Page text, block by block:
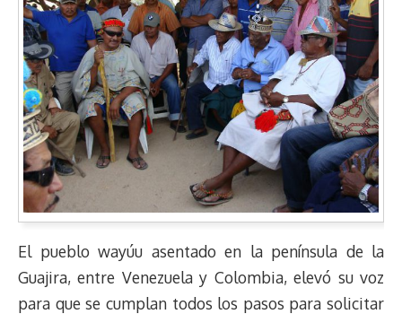
El pueblo wayúu asentado en la península de la
Guajira, entre Venezuela y Colombia, elevó su voz
para que se cumplan todos los pasos para solicitar